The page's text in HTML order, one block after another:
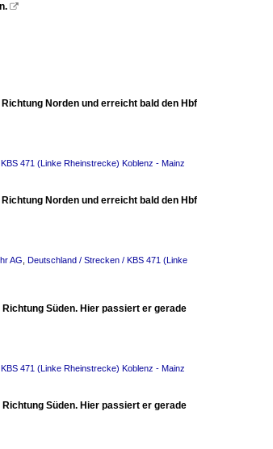

Norden und erreicht bald den Hbf
471 (Linke Rheinstrecke) Koblenz - Mainz
Norden und erreicht bald den Hbf
AG Deutschland / Strecken / KBS 471 (Linke
Süden. Hier passiert er gerade
471 (Linke Rheinstrecke) Koblenz - Mainz
Süden. Hier passiert er gerade